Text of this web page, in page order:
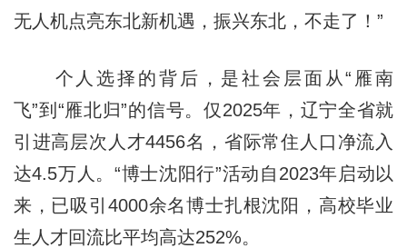
无人机点亮东北新机遇，振兴东北，不走了！”
个人选择的背后，是社会层面从“雁南
飞”到“雁北归”的信号。仅2025年，辽宁全省就
引进高层次人才4456名，省际常住人口净流入
达4.5万人。“博士沈阳行”活动自2023年启动以
来，已吸引4000余名博士扎根沈阳，高校毕业
生人才回流比平均高达252%。